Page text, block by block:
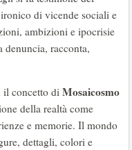
di vicende sociali e
ambizioni e ipocrisie
denuncia, racconta,
il concetto di Mosaicosmo
della realtà come
e memorie. Il mondo
dettagli, colori e